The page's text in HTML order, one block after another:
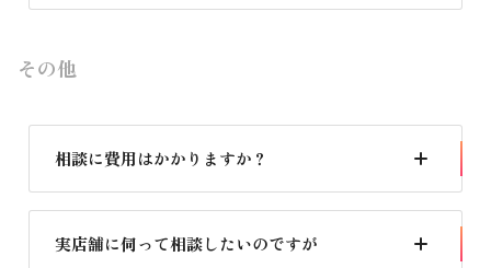
ださい。
その他
相談に費用はかかりますか？
費用はいただいておりませんが、事前にご予約が必要で
す。１回約30分程を目安にお電話、ZOOMなどで対応し
ております。何度でもご利用ください。
実店舗に伺って相談したいのですが